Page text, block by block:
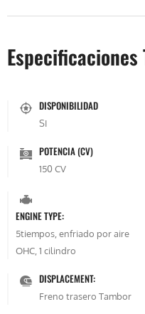
Especificaciones
DISPONIBILIDAD
SI
POTENCIA (CV)
150 CV
ENGINE TYPE:
5tiempos, enfriado por aire
OHC, 1 cilindro
DISPLACEMENT:
Freno trasero Tambor